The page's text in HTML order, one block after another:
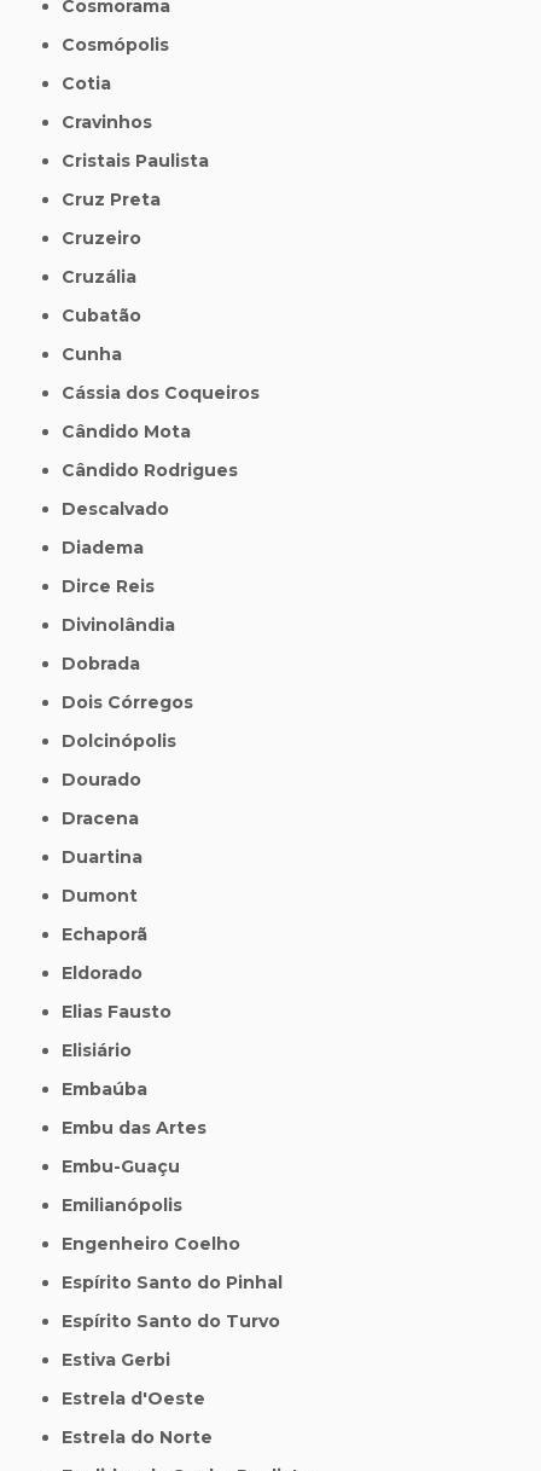
Cosmorama
Cosmópolis
Cotia
Cravinhos
Cristais Paulista
Cruz Preta
Cruzeiro
Cruzália
Cubatão
Cunha
Cássia dos Coqueiros
Cândido Mota
Cândido Rodrigues
Descalvado
Diadema
Dirce Reis
Divinolândia
Dobrada
Dois Córregos
Dolcinópolis
Dourado
Dracena
Duartina
Dumont
Echaporã
Eldorado
Elias Fausto
Elisiário
Embaúba
Embu das Artes
Embu-Guaçu
Emilianópolis
Engenheiro Coelho
Espírito Santo do Pinhal
Espírito Santo do Turvo
Estiva Gerbi
Estrela d'Oeste
Estrela do Norte